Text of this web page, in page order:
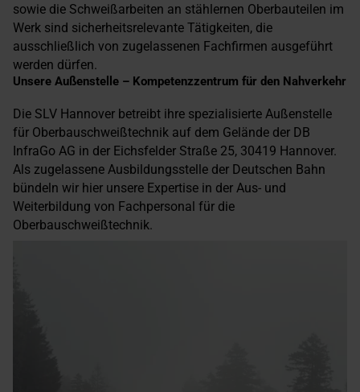
sowie die Schweißarbeiten an stählernen Oberbauteilen im
Werk sind sicherheitsrelevante Tätigkeiten, die
ausschließlich von zugelassenen Fachfirmen ausgeführt
werden dürfen.
Unsere Außenstelle – Kompetenzzentrum für den Nahverkehr
Die SLV Hannover betreibt ihre spezialisierte Außenstelle
für Oberbauschweißtechnik auf dem Gelände der DB
InfraGo AG in der Eichsfelder Straße 25, 30419 Hannover.
Als zugelassene Ausbildungsstelle der Deutschen Bahn
bündeln wir hier unsere Expertise in der Aus- und
Weiterbildung von Fachpersonal für die
Oberbauschweißtechnik.